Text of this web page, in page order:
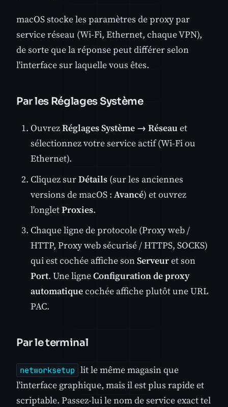
macOS stocke les paramètres de proxy par
service réseau (Wi-Fi, Ethernet, chaque VPN),
de sorte que la réponse peut différer selon
l'interface sur laquelle vous êtes.
Par les Réglages Système
OuvrezRéglages Système → Réseauet
sélectionnez votre service actif (Wi-Fi ou
Ethernet).
Cliquez surDétails (sur les anciennes
versions de macOS : Avancé) et ouvrez
l'ongletProxies.
Chaque ligne de protocole (Proxy web /
HTTP, Proxy web sécurisé / HTTPS, SOCKS)
qui est cochée affiche sonServeuret son
Port. Une ligneConfiguration de proxy
automatiquecochée affiche plutôt une URL
PAC.
Par le terminal
networksetup lit le même magasin que
l'interface graphique, mais il est plus rapide et
scriptable. Passez-lui le nom de service exact tel